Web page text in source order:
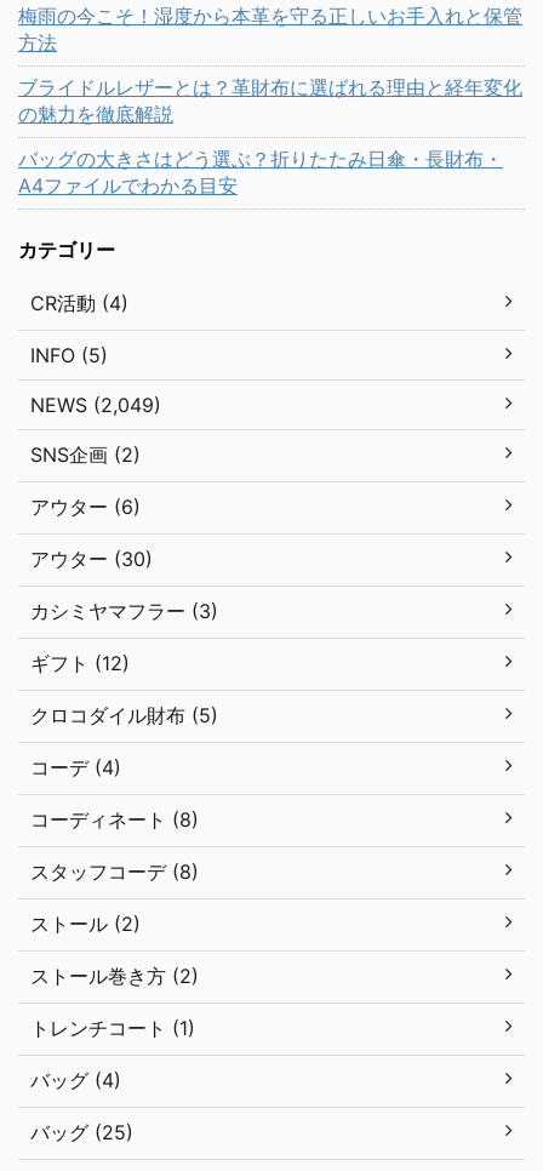
梅雨の今こそ！湿度から本革を守る正しいお手入れと保管
方法
ブライドルレザーとは？革財布に選ばれる理由と経年変化
の魅力を徹底解説
バッグの大きさはどう選ぶ？折りたたみ日傘・長財布・
A4ファイルでわかる目安
カテゴリー
CR活動 (4)
INFO (5)
NEWS (2,049)
SNS企画 (2)
アウター (6)
アウター (30)
カシミヤマフラー (3)
ギフト (12)
クロコダイル財布 (5)
コーデ (4)
コーディネート (8)
スタッフコーデ (8)
ストール (2)
ストール巻き方 (2)
トレンチコート (1)
バッグ (4)
バッグ (25)